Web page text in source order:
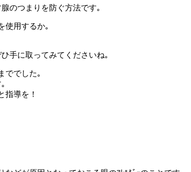
のつまりを防ぐ方法です｡
使用するか｡
手に取ってみてくださいね｡
ででした｡
指導を！